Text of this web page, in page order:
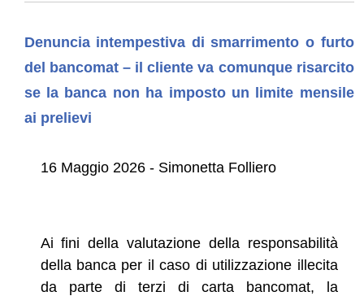
Denuncia intempestiva di smarrimento o furto
del bancomat – il cliente va comunque risarcito
se la banca non ha imposto un limite mensile
ai prelievi
16 Maggio 2026 - Simonetta Folliero
Ai fini della valutazione della responsabilità
della banca per il caso di utilizzazione illecita
da parte di terzi di carta bancomat, la